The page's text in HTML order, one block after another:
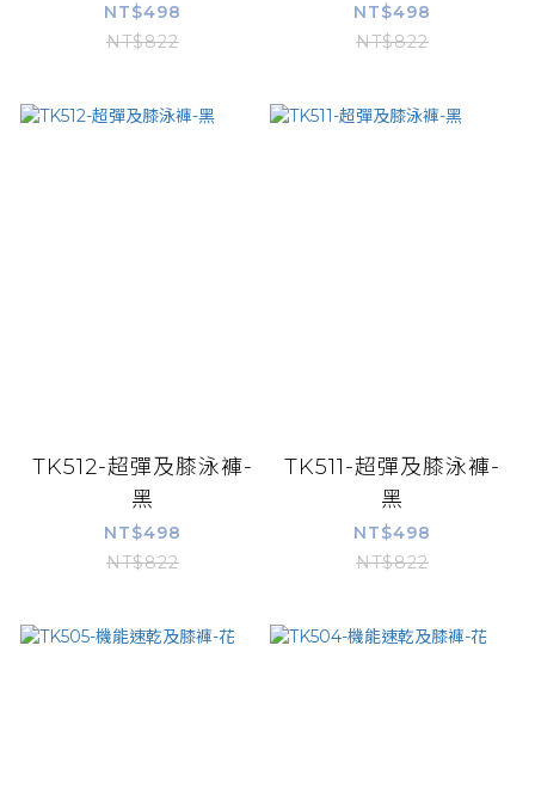
NT$498
NT$822
NT$498
NT$822
TK512-超彈及膝泳褲-
黑
NT$498
NT$822
TK511-超彈及膝泳褲-
黑
NT$498
NT$822